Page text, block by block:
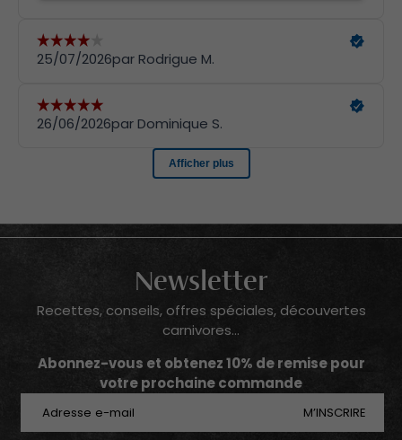
Newsletter
Recettes, conseils, offres spéciales, découvertes
carnivores...
Abonnez-vous et obtenez 10% de remise pour
votre prochaine commande
M’INSCRIRE